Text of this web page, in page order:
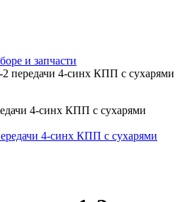
и запчасти
передачи 4-синх КПП с сухарями
4-синх КПП с сухарями